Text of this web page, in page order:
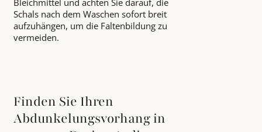
Schals nach dem Waschen sofort breit
aufzuhängen, um die Faltenbildung zu
vermeiden.
Finden Sie Ihren
Abdunkelungsvorhang in